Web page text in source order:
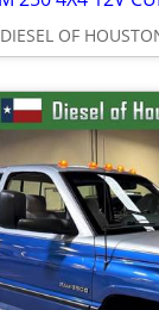
DIESEL OF